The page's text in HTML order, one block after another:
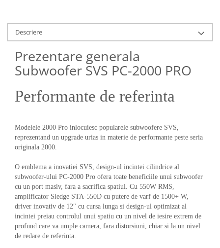
Descriere
Prezentare generala
Subwoofer SVS PC-2000 PRO
Performante de referinta
Modelele 2000 Pro inlocuiesc popularele subwoofere SVS,
reprezentand un upgrade urias in materie de performante peste seria
originala 2000.
O emblema a inovatiei SVS, design-ul incintei cilindrice al
subwoofer-ului PC-2000 Pro ofera toate beneficiile unui subwoofer
cu un port masiv, fara a sacrifica spatiul. Cu 550W RMS,
amplificator Sledge STA-550D cu putere de varf de 1500+ W,
driver inovativ de 12" cu cursa lunga si design-ul optimizat al
incintei preiau controlul unui spatiu cu un nivel de iesire extrem de
profund care va umple camera, fara distorsiuni, chiar si la un nivel
de redare de referinta.